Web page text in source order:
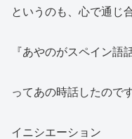
というのも、心で通じ
『あやのがスペイン語
ってあの時話したのです
イニシエーション